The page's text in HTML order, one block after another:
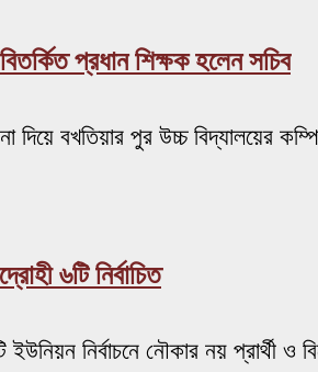
প্রধান শিক্ষক হলেন সচিব
দিয়ে বখতিয়ার পুর উচ্চ বিদ্যালয়ের
৬টি নির্বাচিত
নির্বাচনে নৌকার নয় প্রার্থী ও